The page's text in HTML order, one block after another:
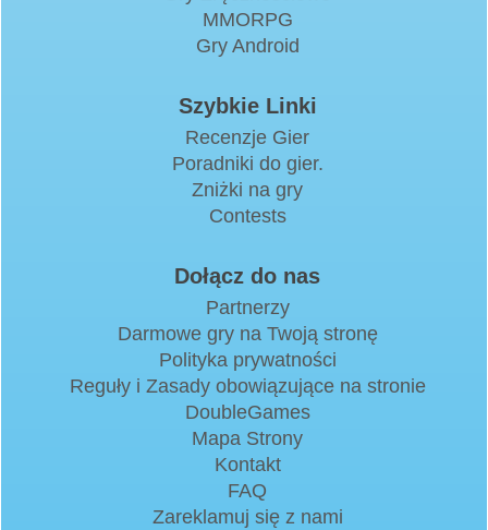
MMORPG
Gry Android
Szybkie Linki
Recenzje Gier
Poradniki do gier.
Zniżki na gry
Contests
Dołącz do nas
Partnerzy
Darmowe gry na Twoją stronę
Polityka prywatności
Reguły i Zasady obowiązujące na stronie
DoubleGames
Mapa Strony
Kontakt
FAQ
Zareklamuj się z nami